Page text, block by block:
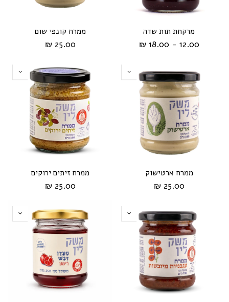
מרקחת תות שדה
12.00 - 18.00 ₪
ממרח קונפי שום
25.00 ₪
ממרח ארטישוק
25.00 ₪
ממרח זיתים ירוקים
25.00 ₪